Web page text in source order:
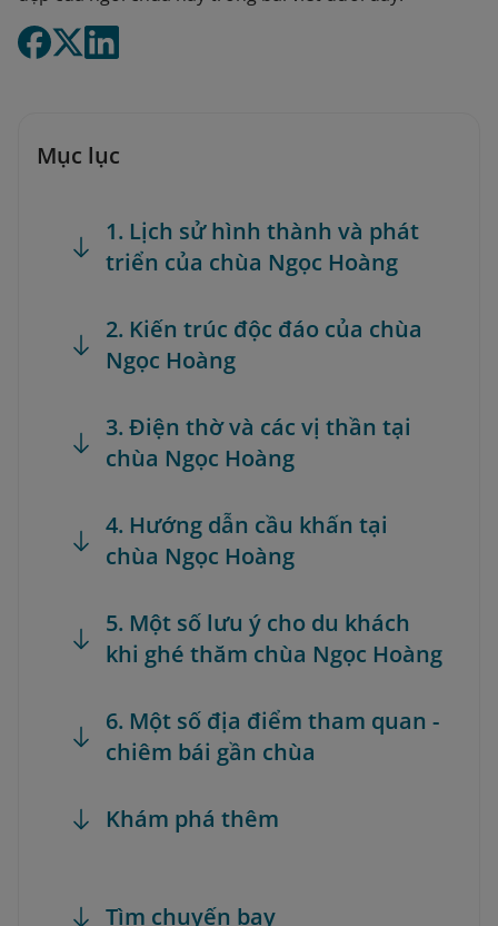
Mục lục
1. Lịch sử hình thành và phát
triển của chùa Ngọc Hoàng
2. Kiến trúc độc đáo của chùa
Ngọc Hoàng
3. Điện thờ và các vị thần tại
chùa Ngọc Hoàng
4. Hướng dẫn cầu khấn tại
chùa Ngọc Hoàng
5. Một số lưu ý cho du khách
khi ghé thăm chùa Ngọc Hoàng
6. Một số địa điểm tham quan -
chiêm bái gần chùa
Khám phá thêm
Tìm chuyến bay